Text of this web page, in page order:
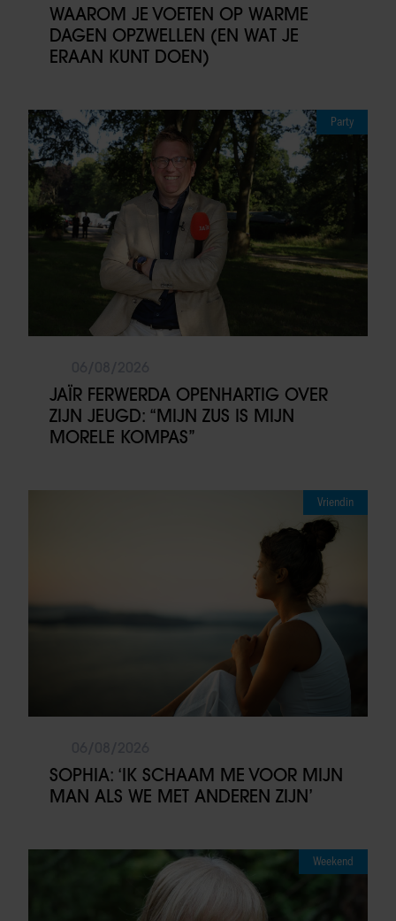
WAAROM JE VOETEN OP WARME
DAGEN OPZWELLEN (EN WAT JE
ERAAN KUNT DOEN)
Party
JAÏR FERWERDA OPENHARTIG OVER
ZIJN JEUGD: “MIJN ZUS IS MIJN
MORELE KOMPAS”
Vriendin
SOPHIA: ‘IK SCHAAM ME VOOR MIJN
MAN ALS WE MET ANDEREN ZIJN’
Weekend